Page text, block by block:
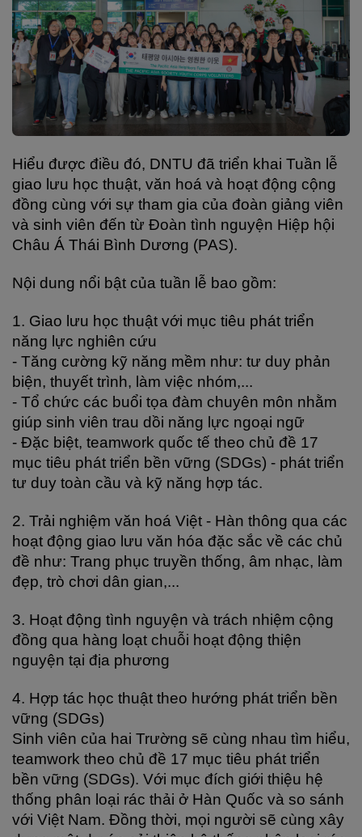
Hiểu được điều đó, DNTU đã triển khai Tuần lễ
giao lưu học thuật, văn hoá và hoạt động cộng
đồng cùng với sự tham gia của đoàn giảng viên
và sinh viên đến từ Đoàn tình nguyện Hiệp hội
Châu Á Thái Bình Dương (PAS).
Nội dung nổi bật của tuần lễ bao gồm:
1. Giao lưu học thuật với mục tiêu phát triển
năng lực nghiên cứu
- Tăng cường kỹ năng mềm như: tư duy phản
biện, thuyết trình, làm việc nhóm,...
- Tổ chức các buổi tọa đàm chuyên môn nhằm
giúp sinh viên trau dồi năng lực ngoại ngữ
- Đặc biệt, teamwork quốc tế theo chủ đề 17
mục tiêu phát triển bền vững (SDGs) - phát triển
tư duy toàn cầu và kỹ năng hợp tác.
2. Trải nghiệm văn hoá Việt - Hàn thông qua các
hoạt động giao lưu văn hóa đặc sắc về các chủ
đề như: Trang phục truyền thống, âm nhạc, làm
đẹp, trò chơi dân gian,...
3. Hoạt động tình nguyện và trách nhiệm cộng
đồng qua hàng loạt chuỗi hoạt động thiện
nguyện tại địa phương
4. Hợp tác học thuật theo hướng phát triển bền
vững (SDGs)
Sinh viên của hai Trường sẽ cùng nhau tìm hiểu,
teamwork theo chủ đề 17 mục tiêu phát triển
bền vững (SDGs). Với mục đích giới thiệu hệ
thống phân loại rác thải ở Hàn Quốc và so sánh
với Việt Nam. Đồng thời, mọi người sẽ cùng xây